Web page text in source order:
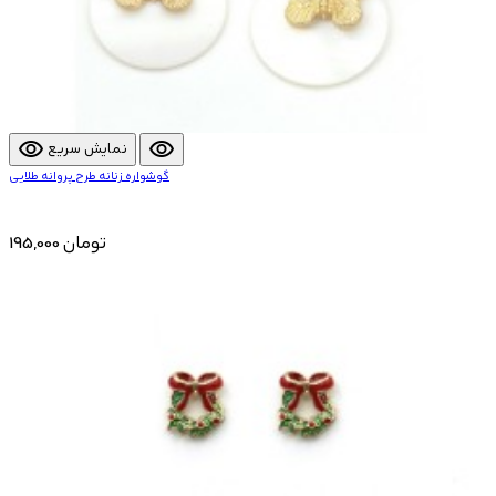
visibility نمایش سریع visibility
گوشواره زنانه طرح پروانه طلایی
195,000 تومان